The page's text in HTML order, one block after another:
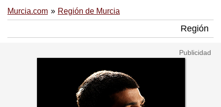
Murcia.com Región de Murcia
Región